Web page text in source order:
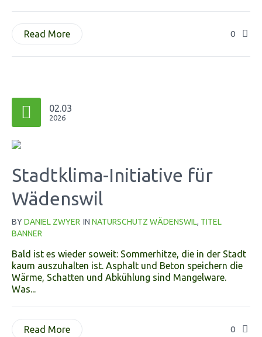
0
Read More
02.03
2026
Stadtklima-Initiative für
Wädenswil
BYDANIEL ZWYER IN NATURSCHUTZ WÄDENSWIL, TITEL
BANNER
Bald ist es wieder soweit: Sommerhitze, die in der Stadt
kaum auszuhalten ist. Asphalt und Beton speichern die
Wärme, Schatten und Abkühlung sind Mangelware.
Was...
0
Read More